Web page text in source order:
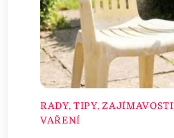
RADY, TIPY, ZAJÍMAVOSTI
VAŘENÍ